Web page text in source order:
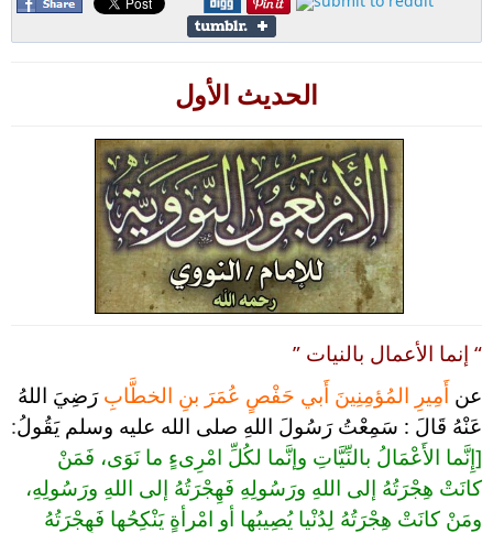
الحديث الأول
” إنما الأعمال بالنيات “
عن أَمِيرِ المُؤمِنِينَ أَبي حَفْصٍ عُمَرَ بنِ الخطَّابِ رَضِيَ اللهُ
عَنْهُ قَالَ : سَمِعْتُ رَسُولَ اللهِ صلى الله عليه وسلم يَقُولُ:
[إِنَّما الأَعْمَالُ بالنِّيَّاتِ وإنَّما لكُلِّ امْرِىءٍ ما نَوَى، فَمَنْ
كانَتْ هِجْرَتُهُ إلى اللهِ ورَسُولِهِ فَهِجْرَتُهُ إلى اللهِ ورَسُولِهِ،
ومَنْ كانَتْ هِجْرَتُهُ لِدُنْيا يُصِيبُها أو امْرأةٍ يَنْكِحُها فَهِجْرَتُهُ